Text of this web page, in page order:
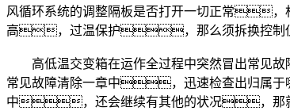
风循环系统的调整隔板是否打开一切正常
高，过温保护，那么须拆换控制
高低温交变箱在运作全过程中突然冒出常见故
常见故障清除一章中，迅速检查出归属于
中，还会继续有其他的状况，那